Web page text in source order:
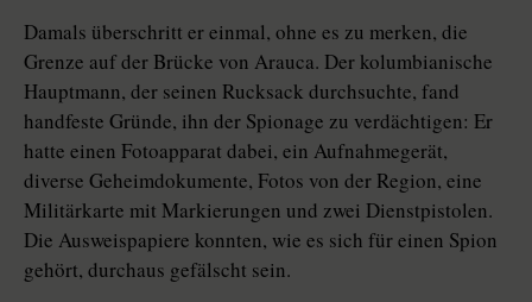
Damals überschritt er einmal, ohne es zu merken, die
Grenze auf der Brücke von Arauca. Der kolumbianische
Hauptmann, der seinen Rucksack durchsuchte, fand
handfeste Gründe, ihn der Spionage zu verdächtigen: Er
hatte einen Fotoapparat dabei, ein Aufnahmegerät,
diverse Geheimdokumente, Fotos von der Region, eine
Militärkarte mit Markierungen und zwei Dienstpistolen.
Die Ausweispapiere konnten, wie es sich für einen Spion
gehört, durchaus gefälscht sein.